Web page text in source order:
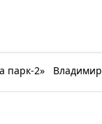
парк-2»